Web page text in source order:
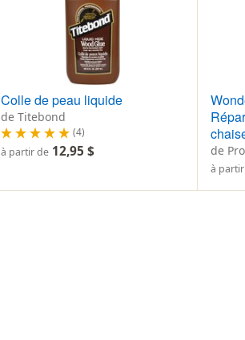
Colle de peau liquide
de Titebond
(4)
à partir de 12,95 $ de
à